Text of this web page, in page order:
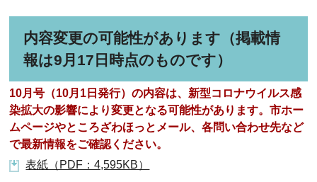
内容変更の可能性があります（掲載情
報は9月17日時点のものです）
10月号（10月1日発行）の内容は、新型コロナウイルス感
染拡大の影響により変更となる可能性があります。市ホー
ムページやところざわほっとメール、各問い合わせ先など
で最新情報をご確認ください。
表紙（PDF：4,595KB）